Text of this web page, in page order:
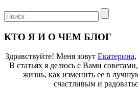
КТО Я И О ЧЕМ БЛОГ
Здравствуйте! Меня зовут Екатерина,
В статьях я делюсь с Вами
жизнь, как изменить ее в
счастливым и